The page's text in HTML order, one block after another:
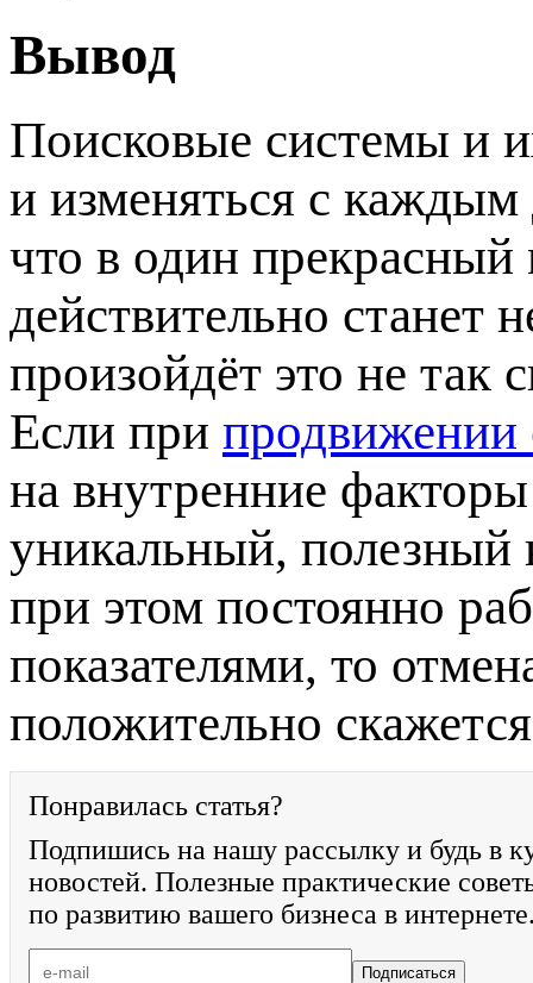
Вывод
Поисковые системы и
и изменяться с
что в один
действительно
произойдёт это не так
Если при продвижении
на внутренние
уникальный, полезный
при этом постоянно
показателями, то
положительно
Понравилась статья?
Подпишись на нашу рассылку и будь в
новостей. Полезные практические
по развитию вашего бизнеса в
Подписаться